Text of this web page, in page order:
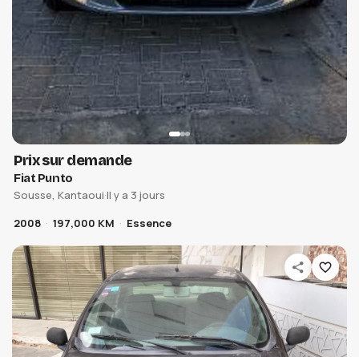
Prix sur demande
Fiat Punto
Sousse, Kantaoui·Il y a 3 jours
2008
197,000 KM Essence